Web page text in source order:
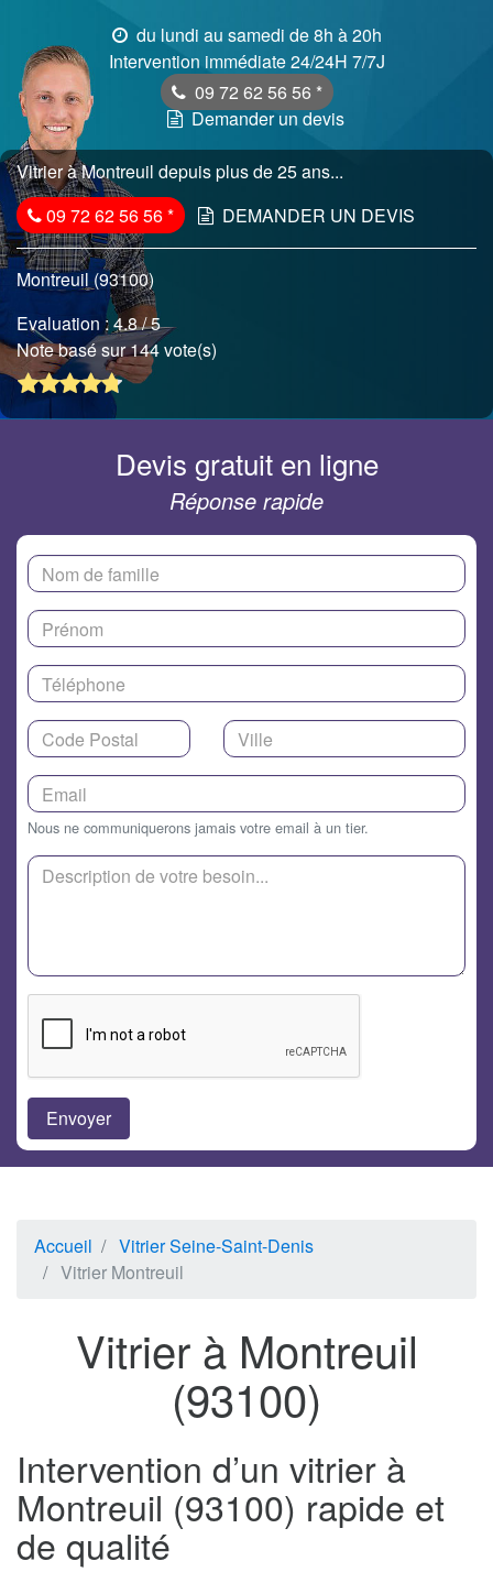
du lundi au samedi de 8h à 20h
Intervention immédiate 24/24H 7/7J
09 72 62 56 56 *
Demander un devis
Vitrier à Montreuil depuis plus de 25 ans...
09 72 62 56 56* DEMANDER UN DEVIS
Montreuil (93100)
Evaluation :4.8/ 5
Note basé sur 144 vote(s)
Devis gratuit en ligne
Réponse rapide
Nous ne communiquerons jamais votre email à un tier.
Accueil
Vitrier Seine-Saint-Denis
Vitrier Montreuil
Vitrier à Montreuil
(93100)
Intervention d’un vitrier à
Montreuil (93100) rapide et
de qualité